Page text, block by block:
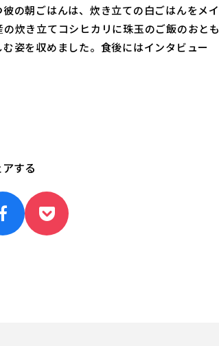
の朝ごはんは、炊き立ての白ごはんをメイ
炊き立てコシヒカリに珠玉のご飯のおとも
姿を収めました。食後にはインタビュー
する